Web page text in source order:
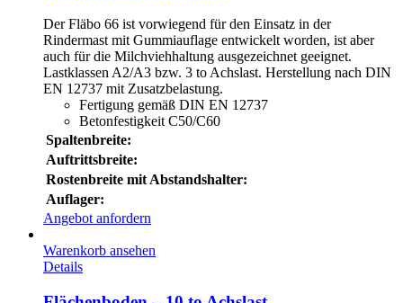
Der Fläbo 66 ist vorwiegend für den Einsatz in der
Rindermast mit Gummiauflage entwickelt worden, ist aber
auch für die Milchviehhaltung ausgezeichnet geeignet.
Lastklassen A2/A3 bzw. 3 to Achslast. Herstellung nach DIN
EN 12737 mit Zusatzbelastung.
Fertigung gemäß DIN EN 12737
Betonfestigkeit C50/C60
Spaltenbreite:
Auftrittsbreite:
Rostenbreite mit Abstandshalter:
Auflager:
Angebot anfordern
Warenkorb ansehen
Details